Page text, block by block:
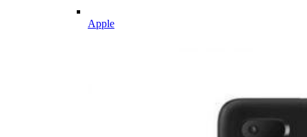
Apple